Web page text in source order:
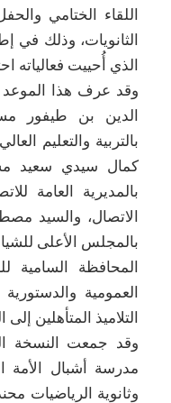
اللقاء الختامي
الذي أُحييت فعالياته
وقد عرف هذا
الدين بن طيفور
بالتربية والتعليم
كمال سيدي سعيد
بالمديرية العامة
الاتصال، والسيد
بالمجلس الأعلى
المحافظة السامية
العمومية
التلاميذ المتأهلين
وقد جمعت النسخة
مدرسة أشبال الأمة
وثانوية الرياضيات